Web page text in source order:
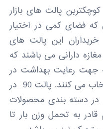
از کوچکترین پالت های بازار
که فضای کمی در اختیار
این پالت های
دارانی می باشند که
جهت رعایت بهداشت در
محیط کوچک خود، آن ها را انتخاب می کنند. پالت 90 در
60 تولید پارس پالت با کد 301 در دسته بندی محصولات
با وزن 6.5 کیلوگرم قادر به تحمل وزن بار تا